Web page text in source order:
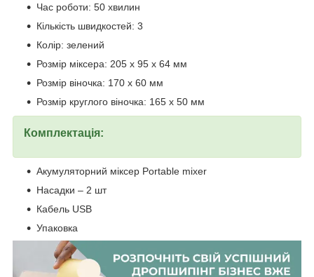
Час роботи: 50 хвилин
Кількість швидкостей: 3
Колір: зелений
Розмір міксера: 205 х 95 х 64 мм
Розмір віночка: 170 х 60 мм
Розмір круглого віночка: 165 х 50 мм
Комплектація:
Акумуляторний міксер Portable mixer
Насадки – 2 шт
Кабель USB
Упаковка